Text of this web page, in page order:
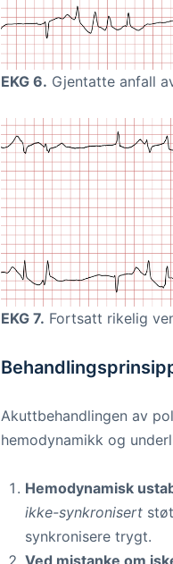
EKG 6. Gjentatte anfall
EKG 7. Fortsatt rikelig
Akuttbehandlingen av
hemodynamikk og
Hemodynamisk
ikke-synkronisert
synkronisere trygt.
Ved mistanke om